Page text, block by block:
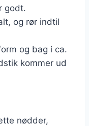
godt.
og rør indtil
og bag i ca.
kommer ud
nødder,